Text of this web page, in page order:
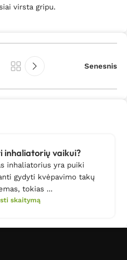
virsta gripu.
Senesnis
inhaliatorių vaikui?
inhaliatorius yra puiki
gydyti kvėpavimo takų
tokias ...
skaitymą